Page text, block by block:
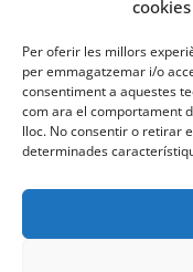
cookies
Per oferir les millors
per emmagatzemar i/o
consentiment a aquestes
com ara el comportament
lloc. No consentir o retirar
determinades
Oficines d'Atenció Ciutadania
Bústia de contacte